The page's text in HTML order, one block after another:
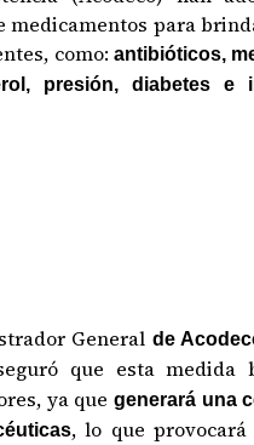
medicamentos para
como: antibióticos,
presión, diabetes e
General de
que esta medida
ya que generará una
, lo que provocará